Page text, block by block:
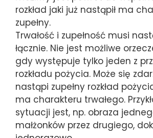
rozkład jaki już nastąpił ma
zupełny.
Trwałość i zupełność musi
łącznie. Nie jest możliwe
gdy występuje tylko jeden z
rozkładu pożycia. Może się
nastąpi zupełny rozkład
ma charakteru trwałego.
sytuacji jest, np. obraza
małżonków przez drugiego,